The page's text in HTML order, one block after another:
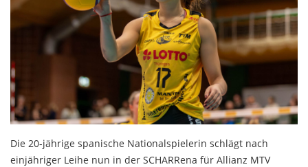
Die 20-jährige spanische Nationalspielerin schlägt nach
einjähriger Leihe nun in der SCHARRena für Allianz MTV